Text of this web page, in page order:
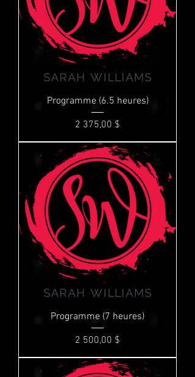
Programme (6.5 heures)
Prix
2 375,00 $
Programme (7 heures)
Prix
2 500,00 $